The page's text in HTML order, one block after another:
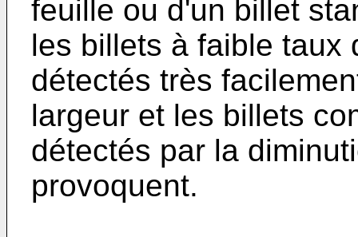
feuille ou d'un billet
les billets à faible taux
détectés très
largeur et les billets
détectés par la
provoquent.